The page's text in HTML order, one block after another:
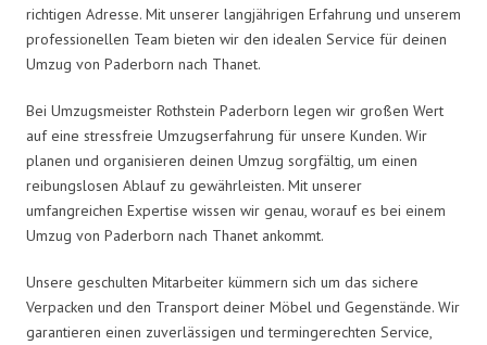
richtigen Adresse. Mit unserer langjährigen Erfahrung und unserem
professionellen Team bieten wir den idealen Service für deinen
Umzug von Paderborn nach Thanet.
Bei Umzugsmeister Rothstein Paderborn legen wir großen Wert
auf eine stressfreie Umzugserfahrung für unsere Kunden. Wir
planen und organisieren deinen Umzug sorgfältig, um einen
reibungslosen Ablauf zu gewährleisten. Mit unserer
umfangreichen Expertise wissen wir genau, worauf es bei einem
Umzug von Paderborn nach Thanet ankommt.
Unsere geschulten Mitarbeiter kümmern sich um das sichere
Verpacken und den Transport deiner Möbel und Gegenstände. Wir
garantieren einen zuverlässigen und termingerechten Service,